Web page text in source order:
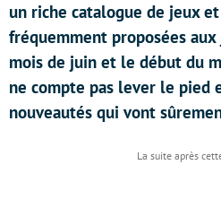
un riche catalogue de jeux
fréquemment proposées
mois de juin et le début du
ne compte pas lever le pied
nouveautés qui vont